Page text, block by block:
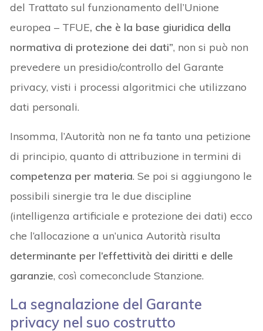
del Trattato sul funzionamento dell’Unione
europea – TFUE, che è la base giuridica della
normativa di protezione dei dati”, non si può non
prevedere un presidio/controllo del Garante
privacy, visti i processi algoritmici che utilizzano
dati personali.
Insomma, l’Autorità non ne fa tanto una petizione
di principio, quanto di attribuzione in termini di
competenza per materia. Se poi si aggiungono le
possibili sinergie tra le due discipline
(intelligenza artificiale e protezione dei dati) ecco
che l’allocazione a un’unica Autorità risulta
determinante per l’effettività dei diritti e delle
garanzie, così comeconclude Stanzione.
La segnalazione del Garante
privacy nel suo costrutto